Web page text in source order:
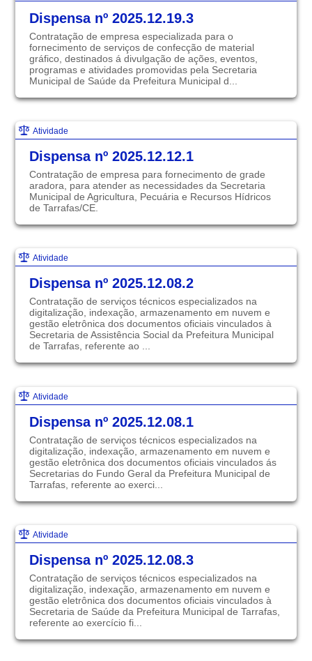
Dispensa nº 2025.12.19.3
Contratação de empresa especializada para o
fornecimento de serviços de confecção de material
gráfico, destinados á divulgação de ações, eventos,
programas e atividades promovidas pela Secretaria
Municipal de Saúde da Prefeitura Municipal d...
Atividade
Dispensa nº 2025.12.12.1
Contratação de empresa para fornecimento de grade
aradora, para atender as necessidades da Secretaria
Municipal de Agricultura, Pecuária e Recursos Hídricos
de Tarrafas/CE.
Atividade
Dispensa nº 2025.12.08.2
Contratação de serviços técnicos especializados na
digitalização, indexação, armazenamento em nuvem e
gestão eletrônica dos documentos oficiais vinculados à
Secretaria de Assistência Social da Prefeitura Municipal
de Tarrafas, referente ao ...
Atividade
Dispensa nº 2025.12.08.1
Contratação de serviços técnicos especializados na
digitalização, indexação, armazenamento em nuvem e
gestão eletrônica dos documentos oficiais vinculados ás
Secretarias do Fundo Geral da Prefeitura Municipal de
Tarrafas, referente ao exerci...
Atividade
Dispensa nº 2025.12.08.3
Contratação de serviços técnicos especializados na
digitalização, indexação, armazenamento em nuvem e
gestão eletrônica dos documentos oficiais vinculados à
Secretaria de Saúde da Prefeitura Municipal de Tarrafas,
referente ao exercício fi...